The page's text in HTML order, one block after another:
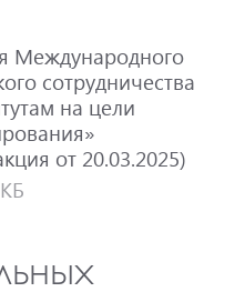
Международного
сотрудничества
на цели
от 20.03.2025)